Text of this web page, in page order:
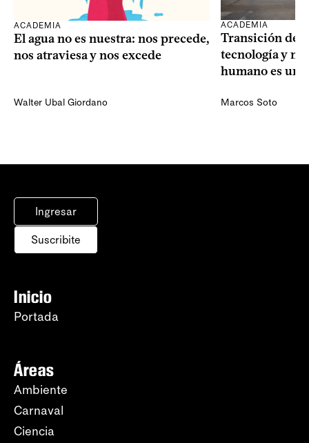
ACADEMIA
El agua no es nuestra: nos precede,
nos atraviesa y nos excede
Walter Ubal Giordano
ACADEMIA
Transición
tecnología y
humano es
Marcos Soto
Ingresar
Suscribite
Inicio
Portada
Áreas
Ambiente
Carnaval
Ciencia